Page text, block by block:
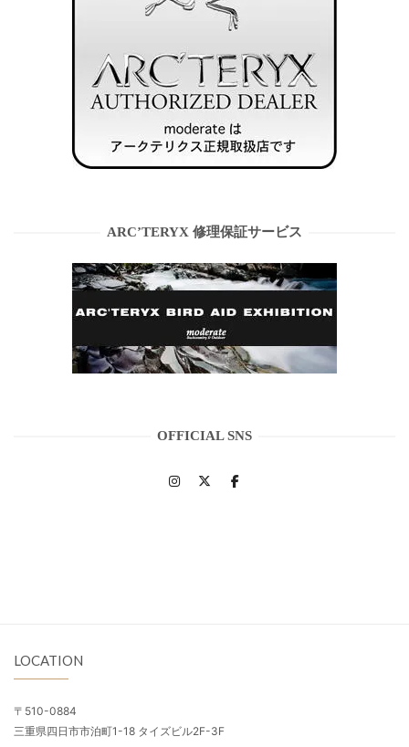
ARC’TERYX 修理保証サービス
OFFICIAL SNS
LOCATION
〒510-0884
三重県四日市市泊町1-18 タイズビル2F-3F